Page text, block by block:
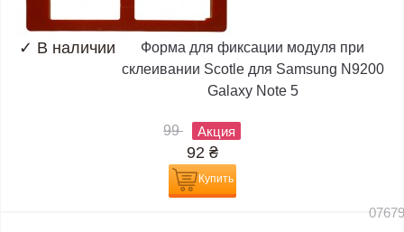
✓ В наличии
Форма для фиксации модуля при
склеивании Scotle для Samsung N9200
Galaxy Note 5
99 Акция
92 ₴
Купить